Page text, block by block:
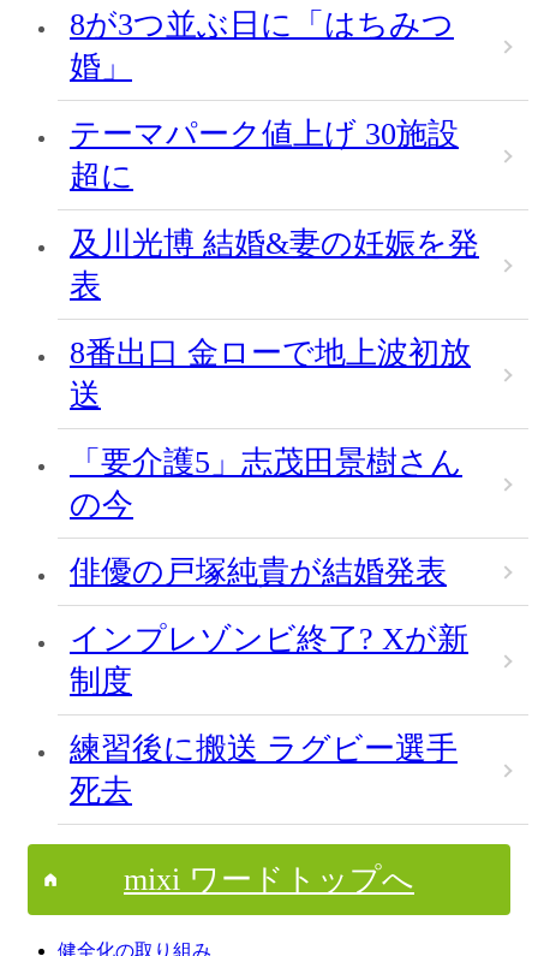
8が3つ並ぶ日に「はちみつ
婚」
テーマパーク値上げ 30施設
超に
及川光博 結婚&妻の妊娠を発
表
8番出口 金ローで地上波初放
送
「要介護5」志茂田景樹さん
の今
俳優の戸塚純貴が結婚発表
インプレゾンビ終了? Xが新
制度
練習後に搬送 ラグビー選手
死去
mixi ワードトップへ
健全化の取り組み